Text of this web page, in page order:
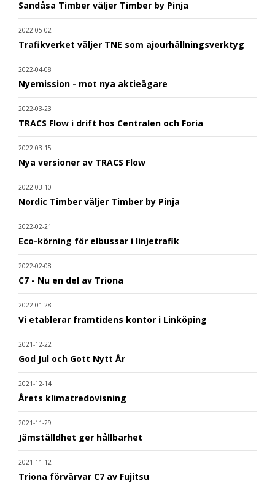
Sandåsa Timber väljer Timber by Pinja
2022-05-02
Trafikverket väljer TNE som ajourhållningsverktyg
2022-04-08
Nyemission - mot nya aktieägare
2022-03-23
TRACS Flow i drift hos Centralen och Foria
2022-03-15
Nya versioner av TRACS Flow
2022-03-10
Nordic Timber väljer Timber by Pinja
2022-02-21
Eco-körning för elbussar i linjetrafik
2022-02-08
C7 - Nu en del av Triona
2022-01-28
Vi etablerar framtidens kontor i Linköping
2021-12-22
God Jul och Gott Nytt År
2021-12-14
Årets klimatredovisning
2021-11-29
Jämställdhet ger hållbarhet
2021-11-12
Triona förvärvar C7 av Fujitsu